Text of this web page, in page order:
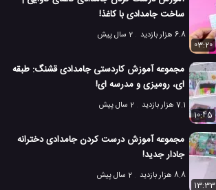
ساخت جامدادی با کاغذ!
6.8 هزار بازدید
2 سال پیش
03:20
مجموعه آموزش کاردستی جامدادی قشنگ: طبقه
ای، رومیزی و مدرسه ای!
7.1 هزار بازدید
2 سال پیش
10:45
مجموعه آموزش درست کردن جامدادی دخترانه
جادار جدید!
8.8 هزار بازدید
2 سال پیش
13:33